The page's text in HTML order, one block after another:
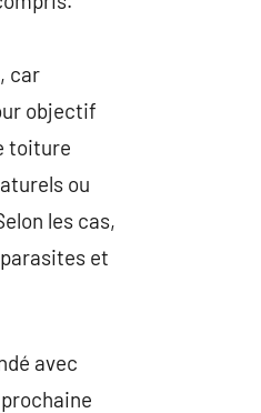
car
objectif
toiture
ou
les cas,
et
avec